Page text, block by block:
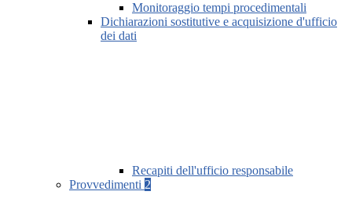
Monitoraggio tempi procedimentali
Dichiarazioni sostitutive e acquisizione d'ufficio
dei dati
Recapiti dell'ufficio responsabile
Provvedimenti 2